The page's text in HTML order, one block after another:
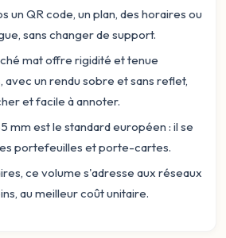
un QR code, un plan, des horaires ou
sans changer de support.
mat offre rigidité et tenue
un rendu sobre et sans reflet,
et facile à annoter.
mm est le standard européen : il se
portefeuilles et porte-cartes.
ce volume s'adresse aux réseaux
au meilleur coût unitaire.